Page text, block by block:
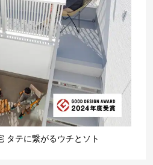
タテに繋がるウチとソト